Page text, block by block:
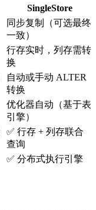
SingleStore
同步复制（可选最终
一致）
行存实时，列存需转
换
自动或手动 ALTER
转换
优化器自动（基于表
引擎）
✅ 行存 + 列存联合
查询
✅ 分布式执行引擎